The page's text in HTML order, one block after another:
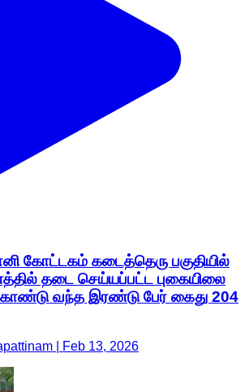
கோட்டகம் கடைத்தெரு பகுதியில்
தடை செய்யப்பட்ட புகையிலை
வந்த இரண்டு பேர் கைது 204
| Feb 13, 2026